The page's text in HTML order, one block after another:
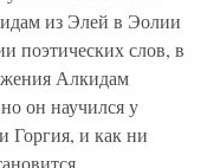
из Элей в Эолии
поэти­ческих слов, в
Ал­кидам
он научился у
Горгия, и как ни